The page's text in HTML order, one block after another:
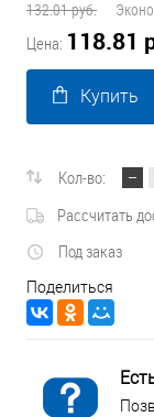
132.01 руб.
Цена: 118.81
Купить
Кол-во:
Рассчитать
Под заказ
Поделиться